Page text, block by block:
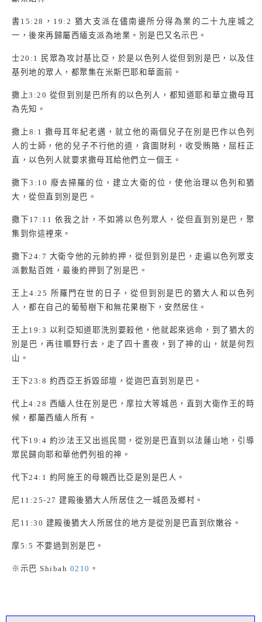
書 15:28 ， 19:2 猶大支派在儘南邊所分得為業的二十九座城之
一，後來再歸屬西緬支派為地業。別是巴又名示巴。
士20:1 民眾為攻討基比亞，於是以色列人從但到別是巴，以及住
基列地的眾人，都聚集在米斯巴耶和華面前。
撒上3:20 從但到別是巴所有的以色列人，都知道耶和華立撒母耳
為先知。
撒上 8:1 撒母耳年紀老邁，就立他的兩個兒子在別是巴作以色列
人的士師，他的兒子不行他的道，貪圖財利，收受賄賂，屈枉正
直，以色列人就要求撒母耳給他們立一個王。
撒下3:10 廢去掃羅的位，建立大衛的位，使他治理以色列和猶
大，從但直到別是巴。
撒下 17:11 依我之計，不如將以色列眾人，從但直到別是巴，聚
集到你這裡來。
撒下24:7 大衛令他的元帥約押，從但到別是巴，走遍以色列眾支
派數點百姓，最後約押到了別是巴。
王上4:25 所羅門在世的日子，從但到別是巴的猶大人和以色列
人，都在自己的葡萄樹下和無花果樹下，安然居住。
王上 19:3 以利亞知道耶洗別要殺他，他就起來逃命，到了猶大的
別是巴，再往曠野行去，走了四十晝夜，到了神的山，就是何烈
山。
王下23:8 約西亞王拆毀邱壇，從迦巴直到別是巴。
代上4:28 西緬人住在別是巴，摩拉大等城邑，直到大衛作王的時
候，都屬西緬人所有。
代下 19:4 約沙法王又出巡民間，從別是巴直到以法蓮山地，引導
眾民歸向耶和華他們列祖的神。
代下24:1 約阿施王的母親西比亞是別是巴人。
尼 11:25-27 建殿後猶大人所居住之一城邑及鄉村。
尼 11:30 建殿後猶大人所居住的地方是從別是巴直到欣嫩谷。
摩5:5 不要過到別是巴。
※示巴 Shibah 0210 。